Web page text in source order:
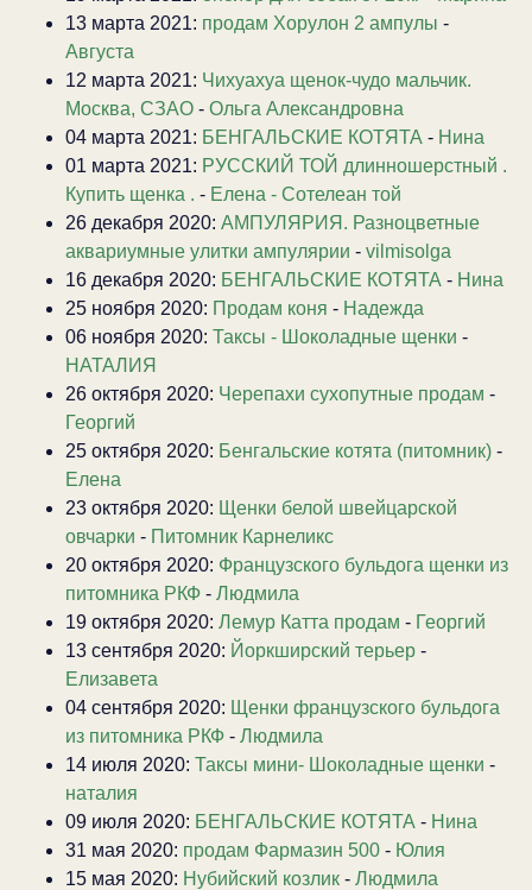
13 марта 2021: продам Хорулон 2 ампулы -
Августа
12 марта 2021: Чихуахуа щенок-чудо мальчик.
Москва, СЗАО - Ольга Александровна
04 марта 2021: БЕНГАЛЬСКИЕ КОТЯТА - Нина
01 марта 2021: РУССКИЙ ТОЙ длинношерстный .
Купить щенка . - Елена - Сотелеан той
26 декабря 2020: АМПУЛЯРИЯ. Разноцветные
аквариумные улитки ампулярии - vilmisolga
16 декабря 2020: БЕНГАЛЬСКИЕ КОТЯТА - Нина
25 ноября 2020: Продам коня - Надежда
06 ноября 2020: Таксы - Шоколадные щенки -
НАТАЛИЯ
26 октября 2020: Черепахи сухопутные продам -
Георгий
25 октября 2020: Бенгальские котята (питомник) -
Елена
23 октября 2020: Щенки белой швейцарской
овчарки - Питомник Карнеликс
20 октября 2020: Французского бульдога щенки из
питомника РКФ - Людмила
19 октября 2020: Лемур Катта продам - Георгий
13 сентября 2020: Йоркширский терьер -
Елизавета
04 сентября 2020: Щенки французского бульдога
из питомника РКФ - Людмила
14 июля 2020: Таксы мини- Шоколадные щенки -
наталия
09 июля 2020: БЕНГАЛЬСКИЕ КОТЯТА - Нина
31 мая 2020: продам Фармазин 500 - Юлия
15 мая 2020: Нубийский козлик - Людмила